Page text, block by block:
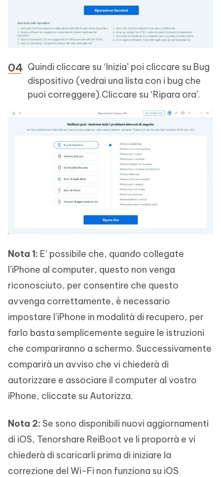
Quindi cliccare su ‘Inizia’ poi cliccare su Bug
dispositivo (vedrai una lista con i bug che
puoi correggere).Cliccare su ‘Ripara ora’.
Nota 1: E’ possibile che, quando collegate
l’iPhone al computer, questo non venga
riconosciuto, per consentire che questo
avvenga correttamente, è necessario
impostare l’iPhone in modalità di recupero, per
farlo basta semplicemente seguire le istruzioni
che compariranno a schermo. Successivamente
comparirà un avviso che vi chiederà di
autorizzare e associare il computer al vostro
iPhone, cliccate su Autorizza.
Nota 2: Se sono disponibili nuovi aggiornamenti
di iOS, Tenorshare ReiBoot ve li proporrà e vi
chiederà di scaricarli prima di iniziare la
correzione del Wi-Fi non funziona su iOS